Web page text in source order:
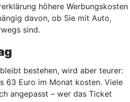
höhere Werbungskosten
davon, ob Sie mit Auto,
sind.
bleibt bestehen, wird aber teurer:
63 Euro im Monat kosten. Viele
angepasst – wer das Ticket